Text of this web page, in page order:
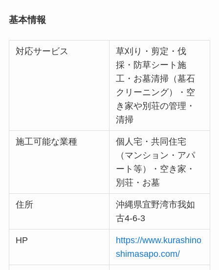
基本情報
対応サービス
草刈り・剪定・伐
採・防草シート施
工・お墓清掃（墓石
クリーニング）・空
き家や別荘の管理・
清掃
施工可能な業種
個人宅・共同住宅
（マンション・アパ
ート等）・空き家・
別荘・お墓
住所
沖縄県宜野湾市我如
古4-6-3
HP
https://www.kurashino
shimasapo.com/